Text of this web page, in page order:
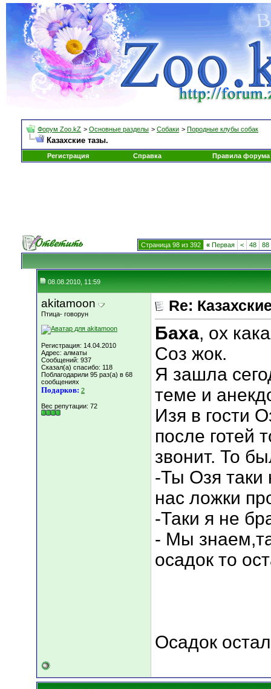
Форум Zoo.kZ > Основные разделы > Собаки > Породные клубы собак
Казахские тазы.
Регистрация Справка Правила форума
Страница 98 из 392 « Первая < 48 88
08.08.2010, 11:59
akitamoon
Птица- говорун
Регистрация: 14.04.2010
Адрес: алматы
Сообщений: 937
Сказал(а) спасибо: 118
Поблагодарили 95 раз(а) в 68
сообщениях
Подарков: 2
Вес репутации: 72
Re:
Баха, ох
Соз жок.
Я зашла
теме и
Изя в гости
после готей
звонит. То
-Ты Озя таки
нас ложки
-Таки я не
- Мы
осадок то
Осадок